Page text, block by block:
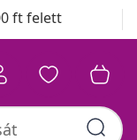
ft felett